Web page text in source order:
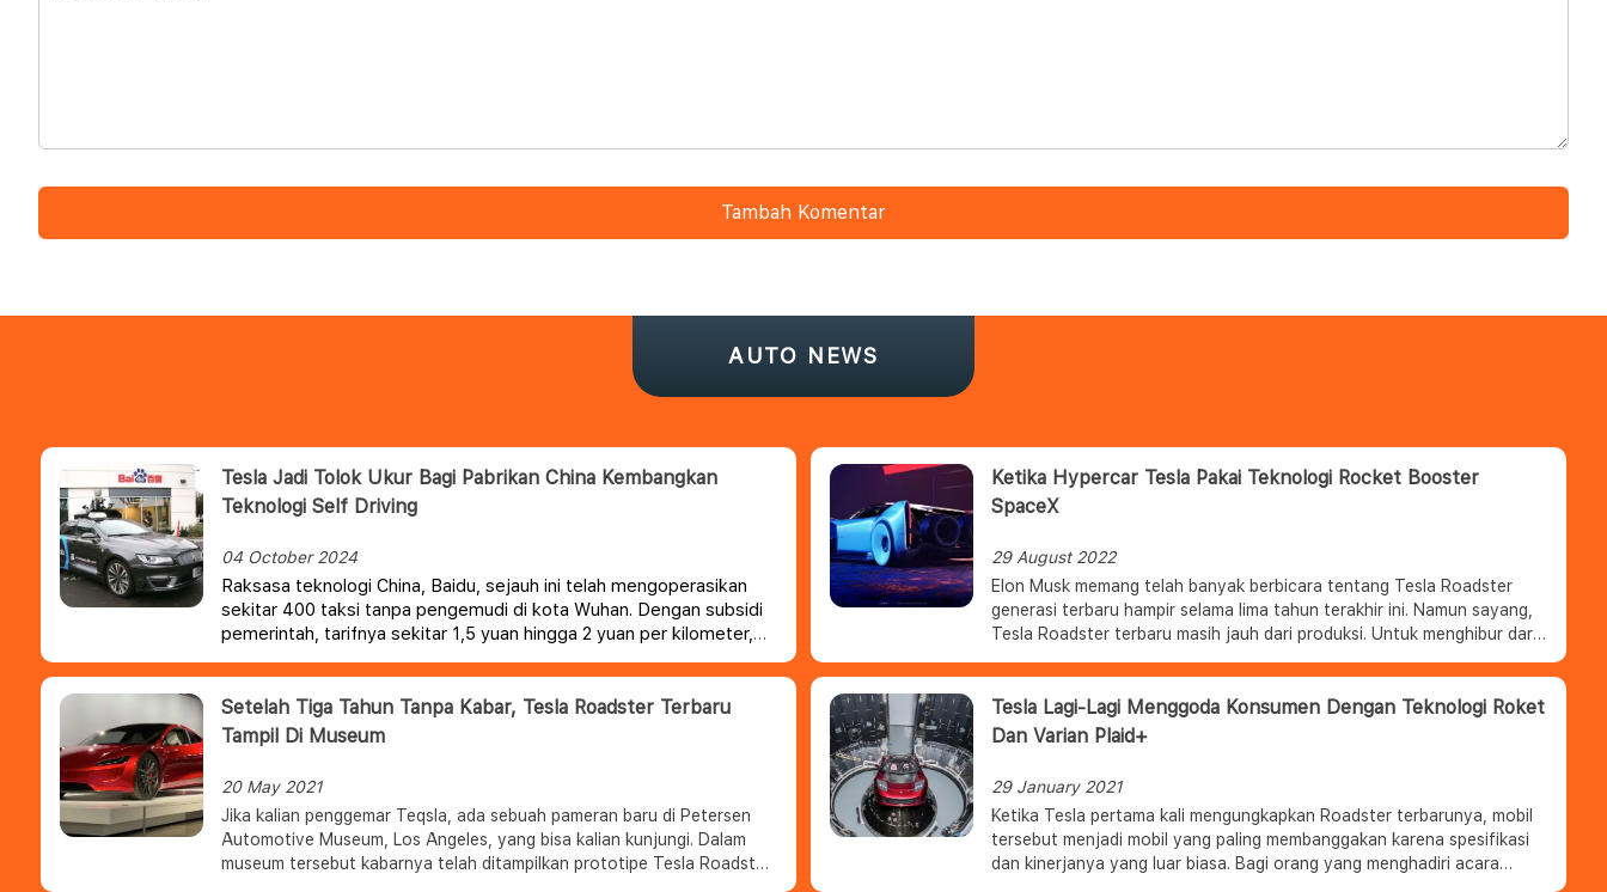
Tambah Komentar
AUTO NEWS
Tesla Jadi Tolok Ukur Bagi Pabrikan China Kembangkan
Teknologi Self Driving
04 October 2024
Raksasa teknologi China, Baidu, sejauh ini telah mengoperasikan
sekitar 400 taksi tanpa pengemudi di kota Wuhan. Dengan subsidi
pemerintah, tarifnya sekitar 1,5 yuan hingga 2 yuan per kilometer,
kurang dari setengah harga taksi dengan sopir.
Ketika Hypercar Tesla Pakai Teknologi Rocket Booster
SpaceX
29 August 2022
Elon Musk memang telah banyak berbicara tentang Tesla Roadster
generasi terbaru hampir selama lima tahun terakhir ini. Namun sayang,
Tesla Roadster terbaru masih jauh dari produksi. Untuk menghibur dari
berkreasi tentang bagaimana jika Tesla Roadster di padukan dengan
SpaceX.warkan dengan pendorong roket tetapi membawa hal-hal ke
ketinggian yang lebih ekstrem.
Setelah Tiga Tahun Tanpa Kabar, Tesla Roadster Terbaru
Tampil Di Museum
20 May 2021
Jika kalian penggemar Teqsla, ada sebuah pameran baru di Petersen
Automotive Museum, Los Angeles, yang bisa kalian kunjungi. Dalam
museum tersebut kabarnya telah ditampilkan prototipe Tesla Roadster
Tesla Lagi-Lagi Menggoda Konsumen Dengan Teknologi Roket
Dan Varian Plaid+
29 January 2021
Ketika Tesla pertama kali mengungkapkan Roadster terbarunya, mobil
tersebut menjadi mobil yang paling membanggakan karena spesifikasi
dan kinerjanya yang luar biasa. Bagi orang yang menghadiri acara